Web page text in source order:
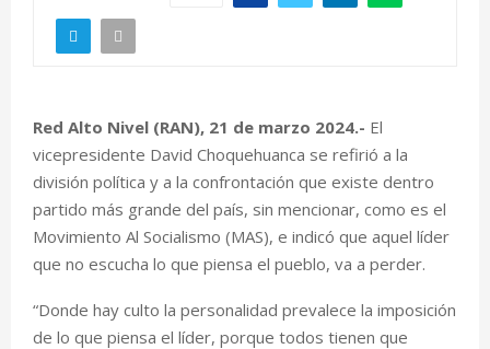
Red Alto Nivel (RAN), 21 de marzo 2024.- El
vicepresidente David Choquehuanca se refirió a la
división política y a la confrontación que existe dentro
partido más grande del país, sin mencionar, como es el
Movimiento Al Socialismo (MAS), e indicó que aquel líder
que no escucha lo que piensa el pueblo, va a perder.
“Donde hay culto la personalidad prevalece la imposición
de lo que piensa el líder, porque todos tienen que